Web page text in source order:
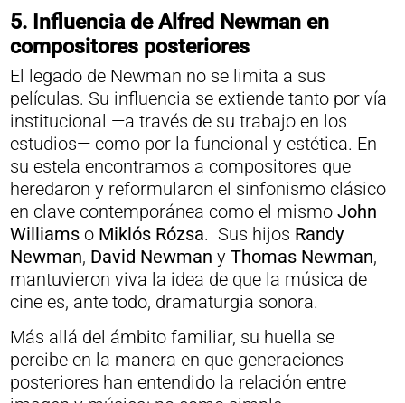
5. Influencia de Alfred Newman en
compositores posteriores
El legado de Newman no se limita a sus
películas. Su influencia se extiende tanto por vía
institucional —a través de su trabajo en los
estudios— como por la funcional y estética. En
su estela encontramos a compositores que
heredaron y reformularon el sinfonismo clásico
en clave contemporánea como el mismo John
Williams oMiklós Rózsa. Sus hijos Randy
Newman, David Newman y Thomas Newman,
mantuvieron viva la idea de que la música de
cine es, ante todo, dramaturgia sonora.
Más allá del ámbito familiar, su huella se
percibe en la manera en que generaciones
posteriores han entendido la relación entre